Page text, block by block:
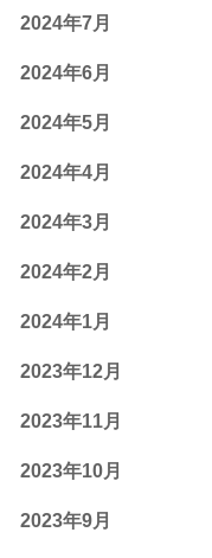
2024年7月
2024年6月
2024年5月
2024年4月
2024年3月
2024年2月
2024年1月
2023年12月
2023年11月
2023年10月
2023年9月